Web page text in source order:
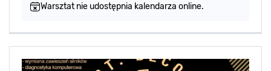
Warsztat nie udostępnia kalendarza online.